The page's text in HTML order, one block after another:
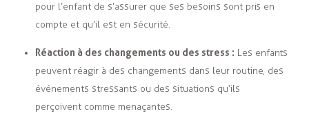
pour l’enfant de s’assurer que ses besoins sont pris en
compte et qu’il est en sécurité.
Réaction à des changements ou des stress : Les enfants
peuvent réagir à des changements dans leur routine, des
événements stressants ou des situations qu’ils
perçoivent comme menaçantes.